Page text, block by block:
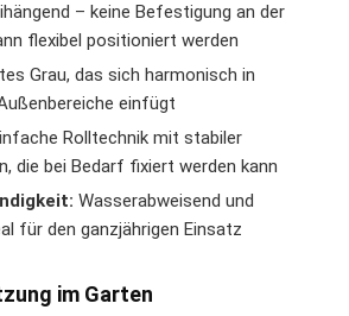
– keine Befestigung an der
flexibel positioniert werden
Grau, das sich harmonisch in
einfügt
Rolltechnik mit stabiler
die bei Bedarf fixiert werden kann
Wasserabweisend und
für den ganzjährigen Einsatz
im Garten